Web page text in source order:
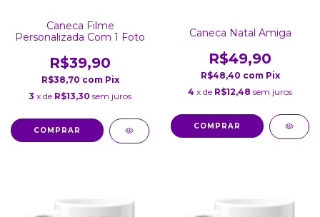
Caneca Filme
Personalizada Com 1 Foto
R$39,90
R$38,70 com Pix
3 x de R$13,30 sem juros
COMPRAR
Caneca Natal Amiga
R$49,90
R$48,40 com Pix
4 x de R$12,48 sem juros
COMPRAR